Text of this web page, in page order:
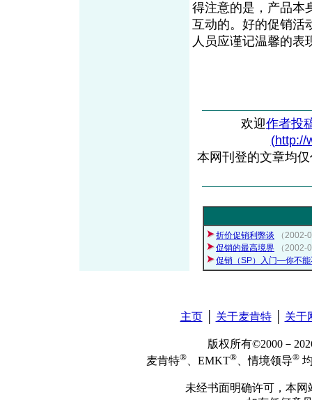
得注意的是，产品本
互动的。好的促销活
人员应谨记温馨的表
欢迎作者投
(http://
本网刊登的文章均
折价促销利弊谈
（
促销的最高境界
（
促销（SP）入门—你不能
主页│ 关于麦肯特│ 关于
版权所有©2000－
麦肯特® 、EMKT® 、情境领导®
未经书面明确许可，本